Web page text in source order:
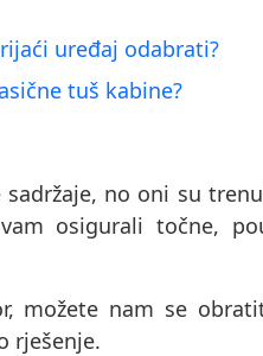
uređaj odabrati?
tuš kabine?
no oni su
osigurali točne,
možete nam se
rješenje.